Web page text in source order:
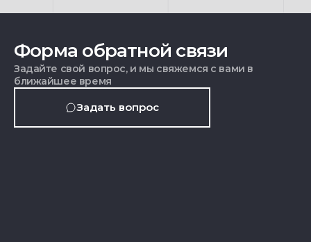
Форма обратной связи
Задайте свой вопрос, и мы свяжемся с вами в
ближайшее время
Задать вопрос